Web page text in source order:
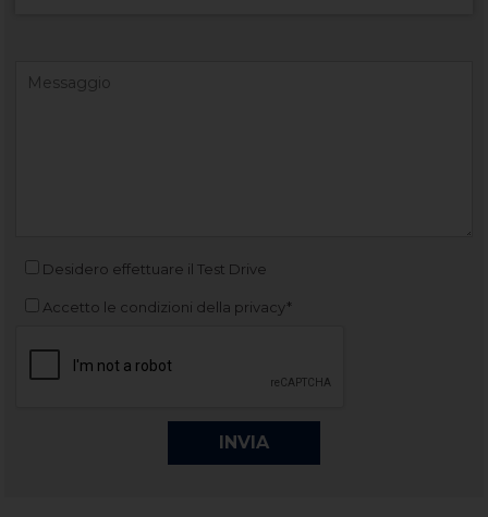
Desidero effettuare il Test Drive
Accetto le condizioni della privacy*